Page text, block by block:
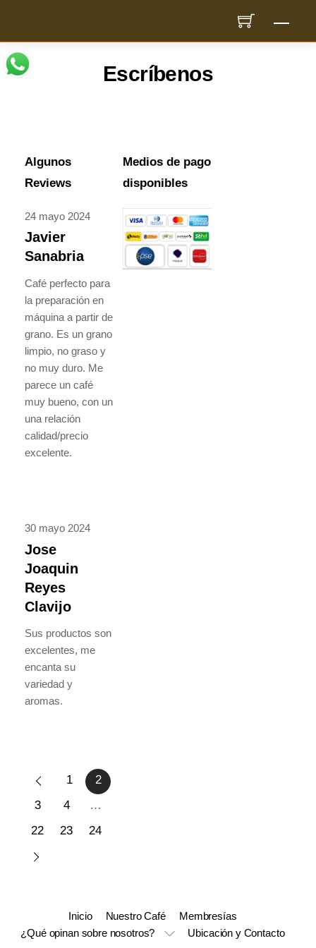
Menu
Escríbenos
Algunos
Reviews
24 mayo 2024
Javier
Sanabria
Café perfecto para
la preparación en
máquina a partir de
grano. Es un grano
limpio, no graso y
no muy duro. Me
parece un café
muy bueno, con un
una relación
calidad/precio
excelente.
30 mayo 2024
Jose
Joaquin
Reyes
Clavijo
Sus productos son
excelentes, me
encanta su
variedad y
aromas.
1
2
3
4
…
22
23 24
Medios de pago
disponibles
Inicio Nuestro Café
Membresías
¿Qué opinan sobre nosotros?
Ubicación y Contacto